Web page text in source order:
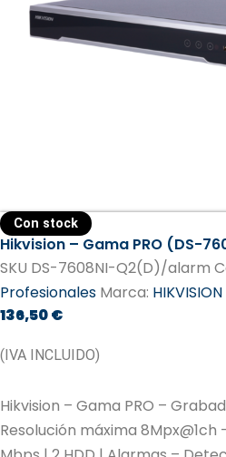
Con stock
Hikvision – Gama PRO (DS-
SKU DS-7608NI-Q2(D)/alarm
Profesionales Marca: HIKVISION
136,50€
(IVA INCLUIDO)
Hikvision – Gama PRO –
Resolución máxima